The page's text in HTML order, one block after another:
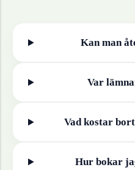
Kan man
Var
Vad kostar
Hur bokar